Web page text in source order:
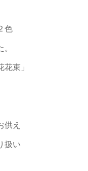
色
束」
供え
扱い